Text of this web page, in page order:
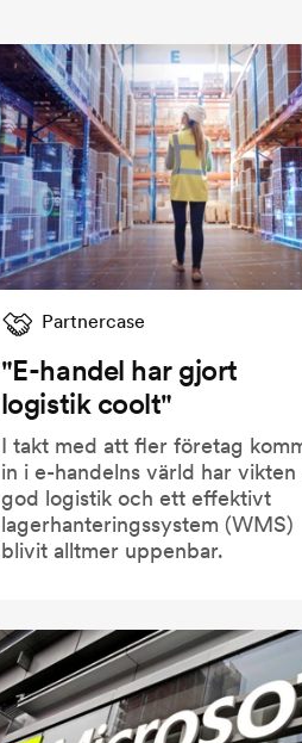
Partnercase
"E-handel har gjort
logistik coolt"
I takt med att fler företag
in i e-handelns värld har vikten
god logistik och ett effektivt
lagerhanteringssystem (WMS)
blivit alltmer uppenbar.